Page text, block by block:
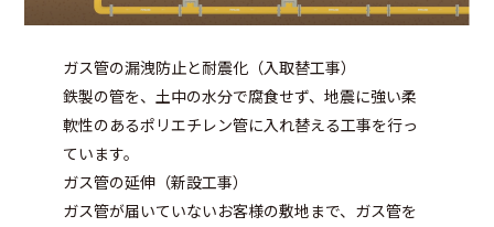
ガス管の漏洩防止と耐震化（入取替工事）
鉄製の管を、土中の水分で腐食せず、地震に強い柔
軟性のあるポリエチレン管に入れ替える工事を行っ
ています。
ガス管の延伸（新設工事）
ガス管が届いていないお客様の敷地まで、ガス管を